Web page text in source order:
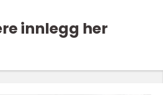
innlegg her